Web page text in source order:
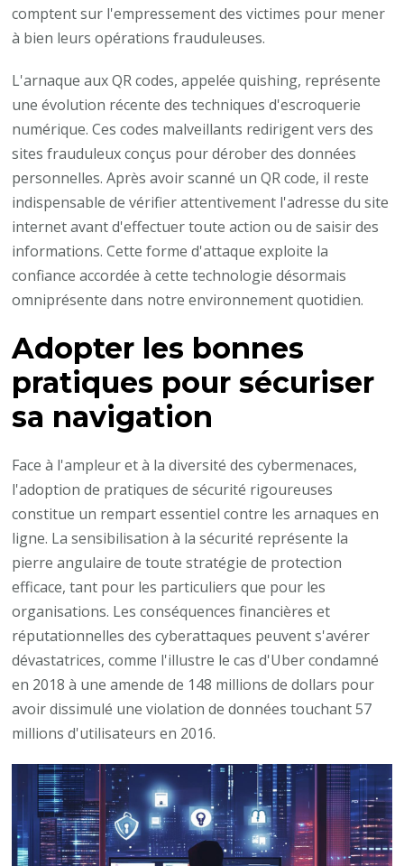
comptent sur l'empressement des victimes pour mener
à bien leurs opérations frauduleuses.
L'arnaque aux QR codes, appelée quishing, représente
une évolution récente des techniques d'escroquerie
numérique. Ces codes malveillants redirigent vers des
sites frauduleux conçus pour dérober des données
personnelles. Après avoir scanné un QR code, il reste
indispensable de vérifier attentivement l'adresse du site
internet avant d'effectuer toute action ou de saisir des
informations. Cette forme d'attaque exploite la
confiance accordée à cette technologie désormais
omniprésente dans notre environnement quotidien.
Adopter les bonnes
pratiques pour sécuriser
sa navigation
Face à l'ampleur et à la diversité des cybermenaces,
l'adoption de pratiques de sécurité rigoureuses
constitue un rempart essentiel contre les arnaques en
ligne. La sensibilisation à la sécurité représente la
pierre angulaire de toute stratégie de protection
efficace, tant pour les particuliers que pour les
organisations. Les conséquences financières et
réputationnelles des cyberattaques peuvent s'avérer
dévastatrices, comme l'illustre le cas d'Uber condamné
en 2018 à une amende de 148 millions de dollars pour
avoir dissimulé une violation de données touchant 57
millions d'utilisateurs en 2016.